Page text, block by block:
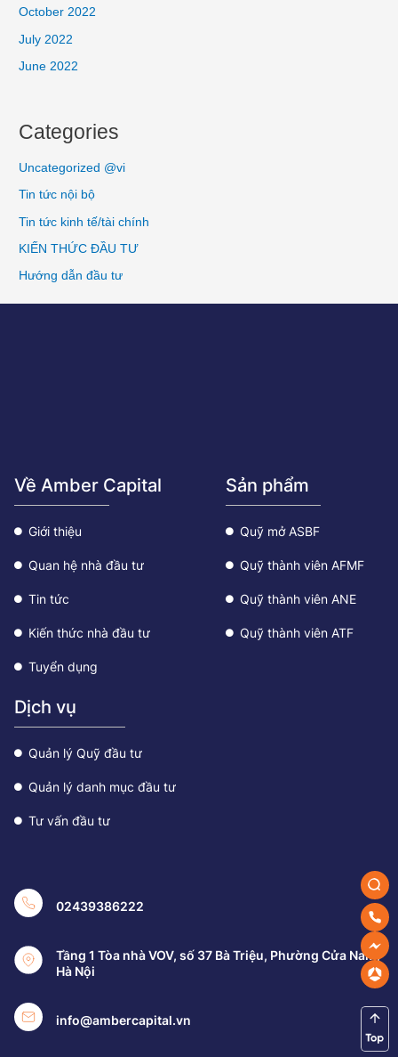
October 2022
July 2022
June 2022
Categories
Uncategorized @vi
Tin tức nội bộ
Tin tức kinh tế/tài chính
KIẾN THỨC ĐẦU TƯ
Hướng dẫn đầu tư
Về Amber Capital
Giới thiệu
Quan hệ nhà đầu tư
Tin tức
Kiến thức nhà đầu tư
Tuyển dụng
Sản phẩm
Quỹ mở ASBF
Quỹ thành viên AFMF
Quỹ thành viên ANE
Quỹ thành viên ATF
Dịch vụ
Quản lý Quỹ đầu tư
Quản lý danh mục đầu tư
Tư vấn đầu tư
02439386222
Tầng 1 Tòa nhà VOV, số 37 Bà Triệu, Phường Cửa Nam,
Hà Nội
info@ambercapital.vn